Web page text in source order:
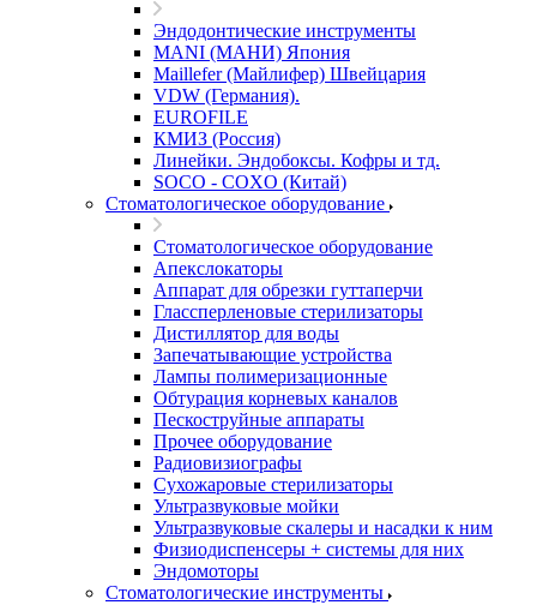
Эндодонтические инструменты
MANI (МАНИ) Япония
Maillefer (Майлифер) Швейцария
VDW (Германия).
EUROFILE
КМИЗ (Россия)
Линейки. Эндобоксы. Кофры и тд.
SOCO - COXO (Китай)
Стоматологическое оборудование
Стоматологическое оборудование
Апекслокаторы
Аппарат для обрезки гуттаперчи
Глассперленовые стерилизаторы
Дистиллятор для воды
Запечатывающие устройства
Лампы полимеризационные
Обтурация корневых каналов
Пескоструйные аппараты
Прочее оборудование
Радиовизиографы
Сухожаровые стерилизаторы
Ультразвуковые мойки
Ультразвуковые скалеры и насадки к ним
Физиодиспенсеры + системы для них
Эндомоторы
Стоматологические инструменты